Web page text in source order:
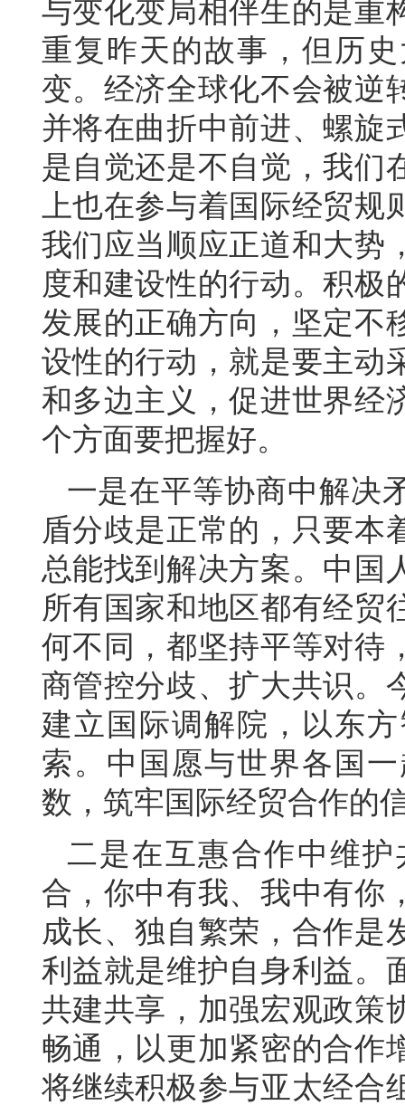
与变化变局相伴生的是重
重复昨天的故事，但历
变。经济全球化不会被逆
并将在曲折中前进、螺旋
是自觉还是不自觉，我们
上也在参与着国际经贸
我们应当顺应正道和大势
度和建设性的行动。积极
发展的正确方向，坚定不
设性的行动，就是要主动
和多边主义，促进世界经
个方面要把握好。
一是在平等协商中解决
盾分歧是正常的，只要本
总能找到解决方案。中国
所有国家和地区都有经贸
何不同，都坚持平等对待
商管控分歧、扩大共识。
建立国际调解院，以东
索。中国愿与世界各国
数，筑牢国际经贸合作的
二是在互惠合作中维
合，你中有我、我中有你
成长、独自繁荣，合作是
利益就是维护自身利益。
共建共享，加强宏观政策
畅通，以更加紧密的合作
将继续积极参与亚太经合